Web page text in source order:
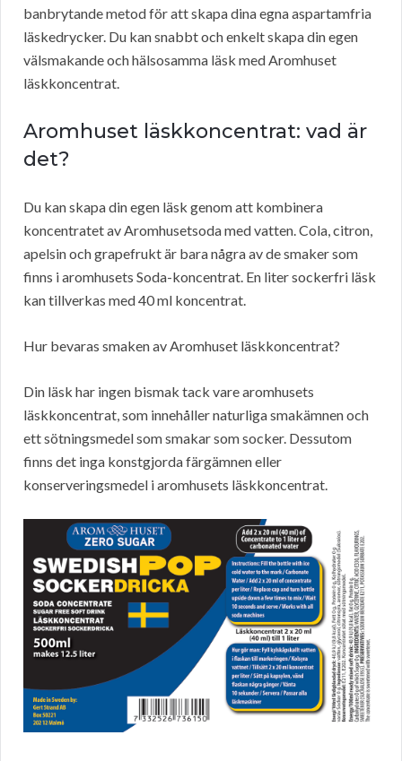
banbrytande metod för att skapa dina egna aspartamfria
läskedrycker. Du kan snabbt och enkelt skapa din egen
välsmakande och hälsosamma läsk med Aromhuset
läskkoncentrat.
Aromhuset läskkoncentrat: vad är
det?
Du kan skapa din egen läsk genom att kombinera
koncentratet av Aromhusetsoda med vatten. Cola, citron,
apelsin och grapefrukt är bara några av de smaker som
finns i aromhusets Soda-koncentrat. En liter sockerfri läsk
kan tillverkas med 40 ml koncentrat.
Hur bevaras smaken av Aromhuset läskkoncentrat?
Din läsk har ingen bismak tack vare aromhusets
läskkoncentrat, som innehåller naturliga smakämnen och
ett sötningsmedel som smakar som socker. Dessutom
finns det inga konstgjorda färgämnen eller
konserveringsmedel i aromhusets läskkoncentrat.